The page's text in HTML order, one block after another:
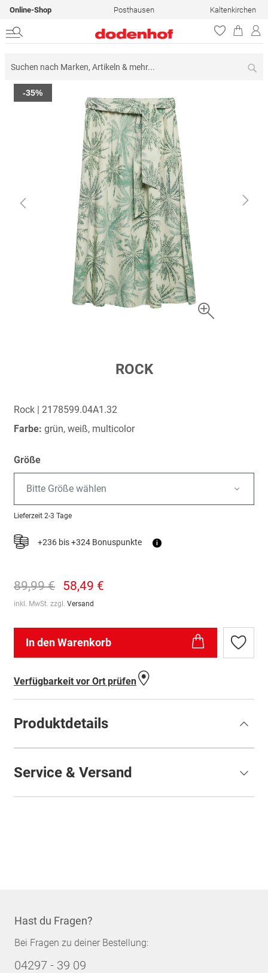
Online-Shop Posthausen Kaltenkirchen
Zum
Ende
-35%
springen
ROCK
Rock | 2178599.04A1.32
Farbe: grün, weiß, multicolor
Größe
Bitte Größe wählen
Lieferzeit 2-3 Tage
+236 bis +324 Bonuspunkte i
89,99 € 58,49 €
inkl. MwSt. zzgl. Versand
In den Warenkorb
Zur
Verfügbarkeit vor Ort prüfen
Produktdetails
Service & Versand
Hast du Fragen?
Bei Fragen zu deiner Bestellung:
04297 - 39 09